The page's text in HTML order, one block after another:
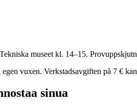
museet kl. 14–15.
vuxen. Verkstadsavgiften på 7 €
sinua